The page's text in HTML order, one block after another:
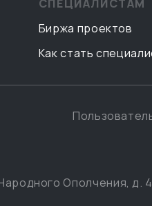
СПЕЦИАЛИСТАМ
Биржа проектов
Как стать
Ополчения, д.